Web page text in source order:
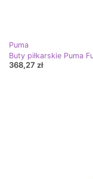
Puma
Buty piłkarskie Puma
368,27 zł